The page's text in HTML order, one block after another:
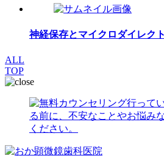
神経保存とマイクロダイレク
ALL
TOP